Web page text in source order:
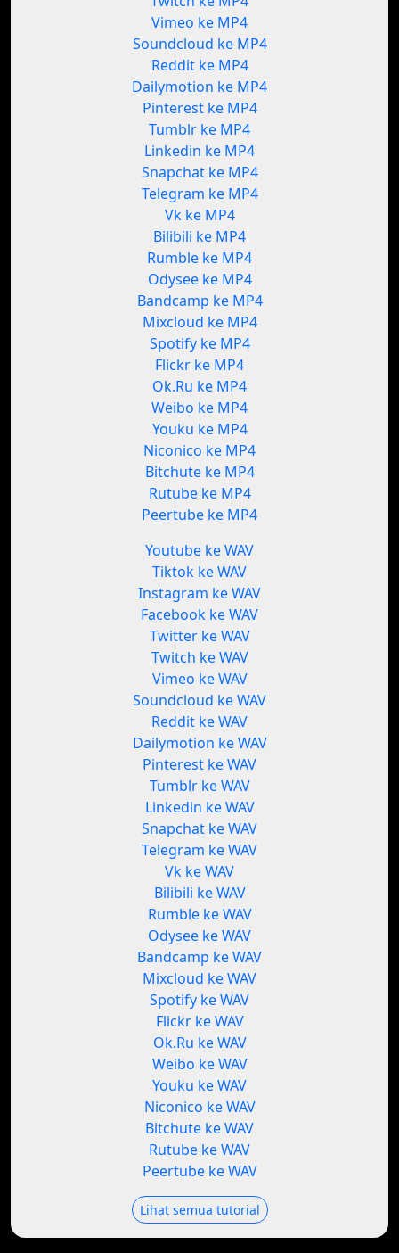
Vimeo ke MP4
Soundcloud ke MP4
Reddit ke MP4
Dailymotion ke MP4
Pinterest ke MP4
Tumblr ke MP4
Linkedin ke MP4
Snapchat ke MP4
Telegram ke MP4
Vk ke MP4
Bilibili ke MP4
Rumble ke MP4
Odysee ke MP4
Bandcamp ke MP4
Mixcloud ke MP4
Spotify ke MP4
Flickr ke MP4
Ok.Ru ke MP4
Weibo ke MP4
Youku ke MP4
Niconico ke MP4
Bitchute ke MP4
Rutube ke MP4
Peertube ke MP4
Youtube ke WAV
Tiktok ke WAV
Instagram ke WAV
Facebook ke WAV
Twitter ke WAV
Twitch ke WAV
Vimeo ke WAV
Soundcloud ke WAV
Reddit ke WAV
Dailymotion ke WAV
Pinterest ke WAV
Tumblr ke WAV
Linkedin ke WAV
Snapchat ke WAV
Telegram ke WAV
Vk ke WAV
Bilibili ke WAV
Rumble ke WAV
Odysee ke WAV
Bandcamp ke WAV
Mixcloud ke WAV
Spotify ke WAV
Flickr ke WAV
Ok.Ru ke WAV
Weibo ke WAV
Youku ke WAV
Niconico ke WAV
Bitchute ke WAV
Rutube ke WAV
Peertube ke WAV
Lihat semua tutorial